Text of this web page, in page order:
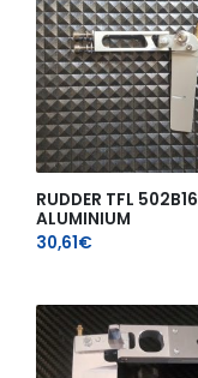
RUDDER TFL 502B16
ALUMINIUM
30,61€